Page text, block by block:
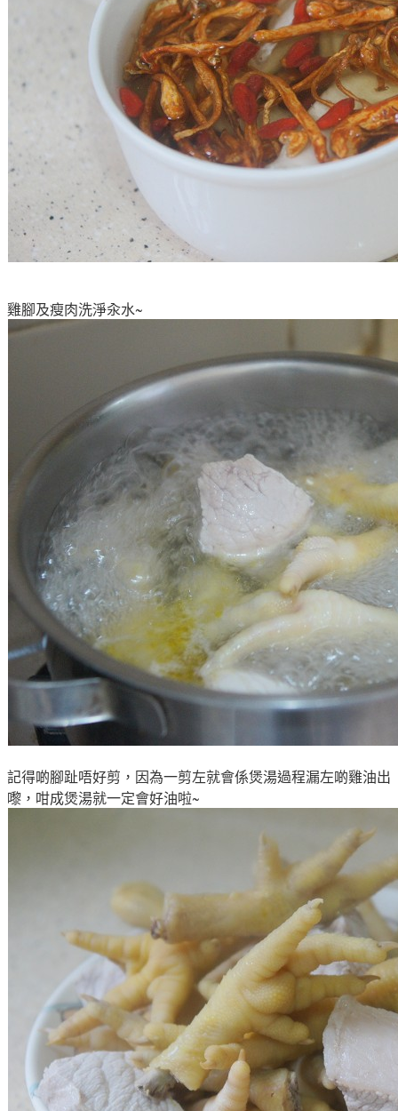
雞腳及瘦肉洗淨汆水~
記得啲腳趾唔好剪，因為一剪左就會係煲湯過程漏左啲雞油出
嚟，咁成煲湯就一定會好油啦~